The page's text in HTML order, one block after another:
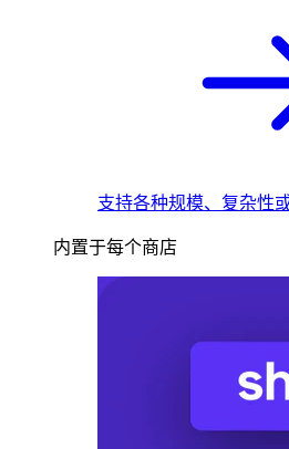
支持各种规模、复杂性
内置于每个商店